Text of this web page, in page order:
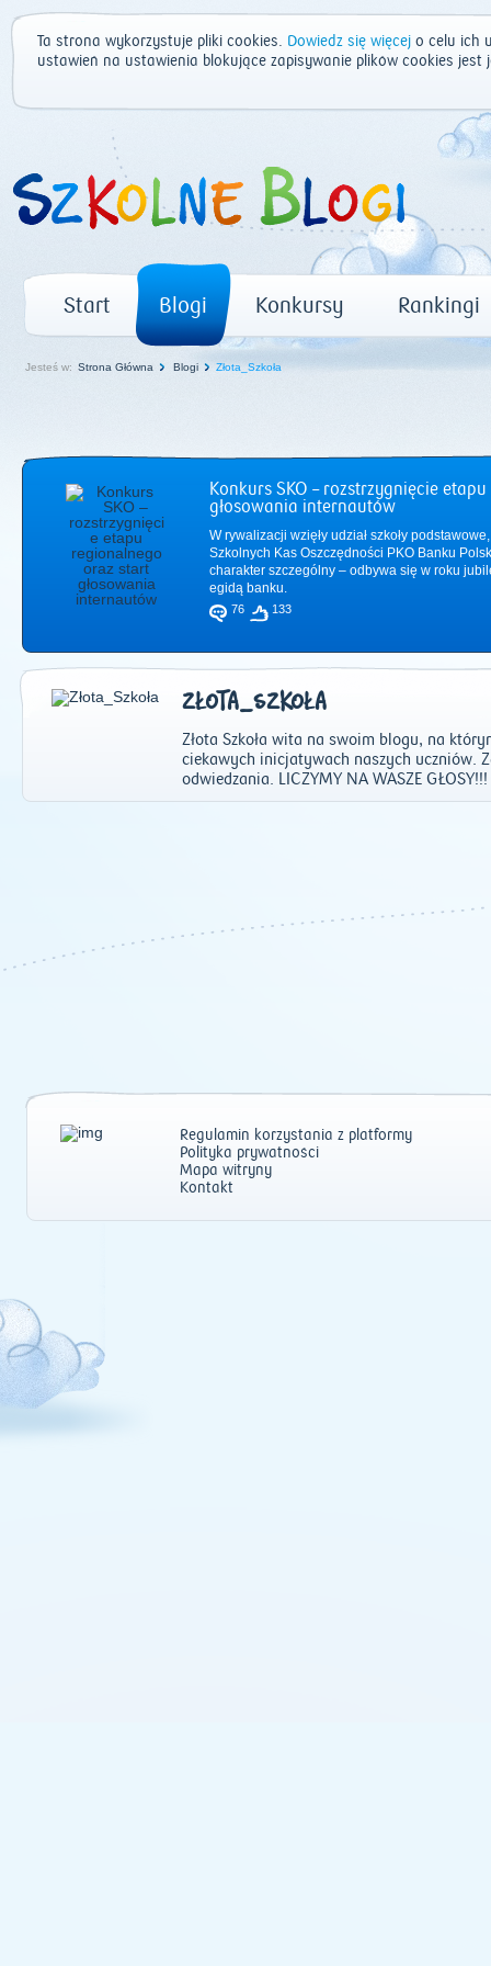
Ta strona wykorzystuje pliki cookies. Dowiedz się więcej o celu ich
ustawień na ustawienia blokujące zapisywanie plików cookies
Start Blogi Konkursy Rankingi
Jesteś w: Strona Główna Blogi Złota_Szkoła
Konkurs SKO – rozstrzygnięcie
głosowania internautów
W rywalizacji wzięły udział szkoły
Szkolnych Kas Oszczędności PKO Banku
charakter szczególny – odbywa się w roku
egidą banku.
76 133
ZŁOTA_SZKOŁA
Złota Szkoła wita na swoim blogu, na
ciekawych inicjatywach naszych uczniów.
odwiedzania. LICZYMY NA WASZE
Regulamin korzystania z platformy
Polityka prywatności
Mapa witryny
Kontakt